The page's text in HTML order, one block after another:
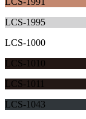
LCS-1995
LCS-1000
LCS-1010
LCS-1011
LCS-1043